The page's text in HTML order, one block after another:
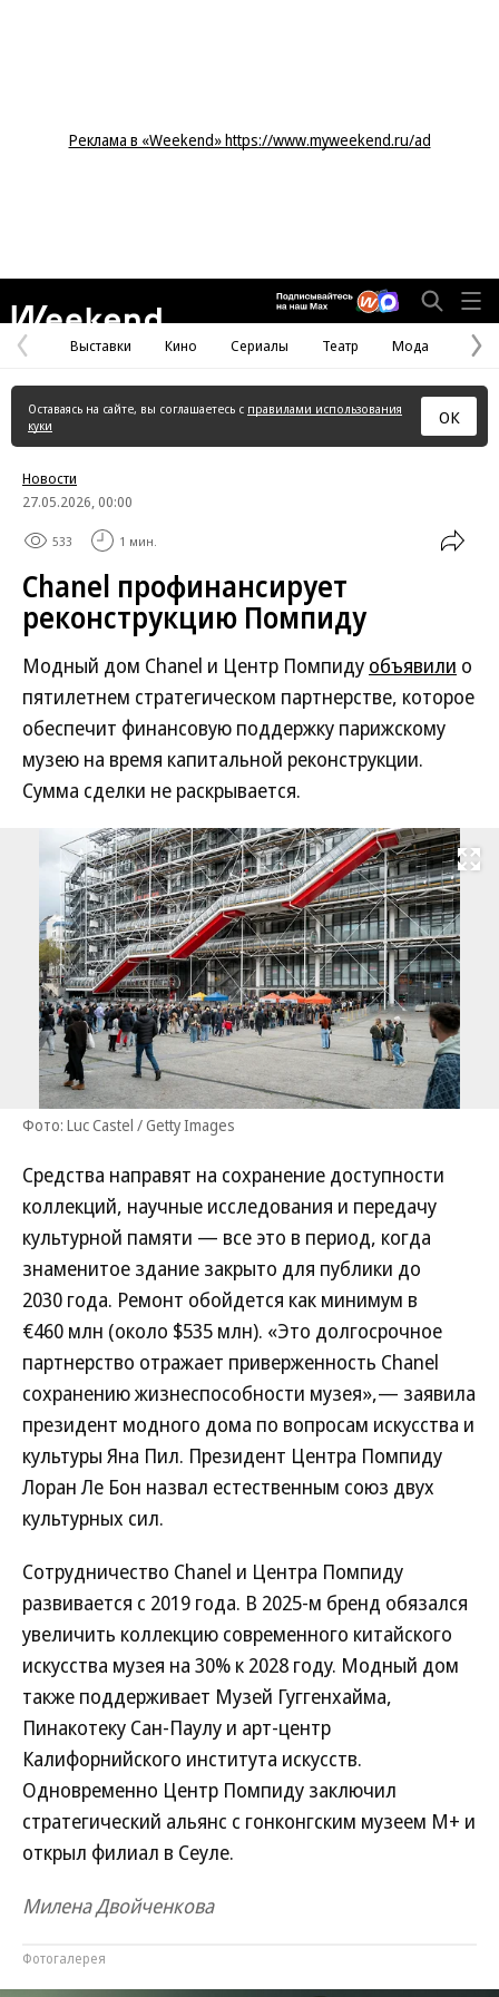
Реклама в «Weekend» https://www.myweekend.ru/ad
Предыдущая
страница
Выставки Кино Сериалы Театр Мода
Оставаясь на сайте, вы соглашаетесь с правилами использования
куки
ОК
Новости
27.05.2026, 00:00
533 1 мин.
Chanel профинансирует
реконструкцию Помпиду
Модный дом Chanel и Центр Помпиду объявили о
пятилетнем стратегическом партнерстве, которое
обеспечит финансовую поддержку парижскому
музею на время капитальной реконструкции.
Сумма сделки не раскрывается.
Развернуть
Фото: Luc Castel / Getty Images
Средства направят на сохранение доступности
коллекций, научные исследования и передачу
культурной памяти — все это в период, когда
знаменитое здание закрыто для публики до
2030 года. Ремонт обойдется как минимум в
€460 млн (около $535 млн). «Это долгосрочное
партнерство отражает приверженность Chanel
сохранению жизнеспособности музея»,— заявила
президент модного дома по вопросам искусства и
культуры Яна Пил. Президент Центра Помпиду
Лоран Ле Бон назвал естественным союз двух
культурных сил.
Сотрудничество Chanel и Центра Помпиду
развивается с 2019 года. В 2025-м бренд обязался
увеличить коллекцию современного китайского
искусства музея на 30% к 2028 году. Модный дом
также поддерживает Музей Гуггенхайма,
Пинакотеку Сан-Паулу и арт-центр
Калифорнийского института искусств.
Одновременно Центр Помпиду заключил
стратегический альянс с гонконгским музеем M+ и
открыл филиал в Сеуле.
Милена Двойченкова
Фотогалерея